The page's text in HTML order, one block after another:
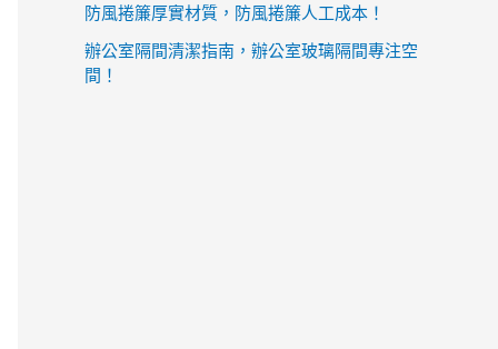
防風捲簾厚實材質，防風捲簾人工成本！
辦公室隔間清潔指南，辦公室玻璃隔間專注空
間！